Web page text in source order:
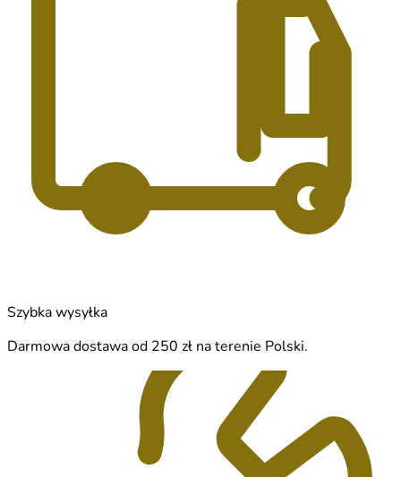
Szybka wysyłka
Darmowa dostawa od 250 zł na terenie Polski.